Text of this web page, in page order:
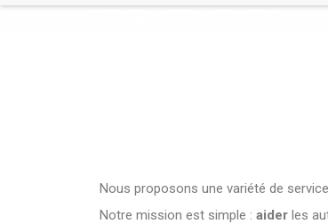
RECRUTEMENTS
Nous proposons une variété de
Notre mission est simple : aider les